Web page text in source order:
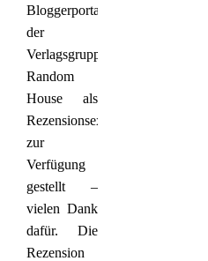
Bloggerportal
der
Verlagsgruppe
Random
House als
Rezensionsexemplar
zur
Verfügung
gestellt –
vielen Dank
dafür. Die
Rezension